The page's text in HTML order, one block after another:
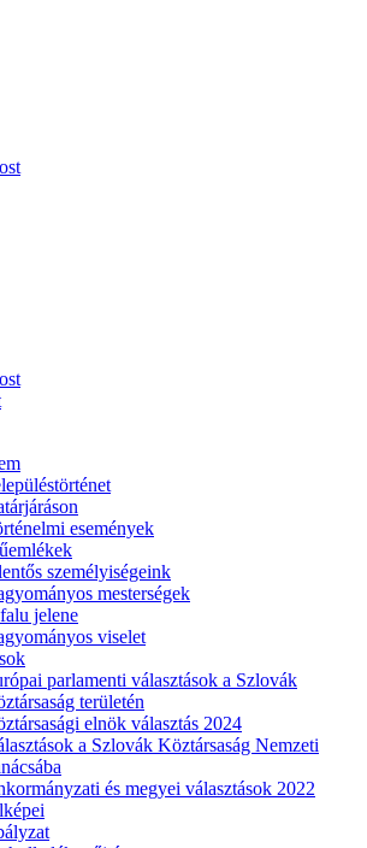
események
személyiségeink
mesterségek
jelene
viselet
parlamenti választások a Szlovák
területén
elnök választás 2024
a Szlovák Köztársaság Nemzeti
és megyei választások 2022